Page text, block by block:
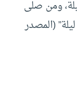
ومن صلى
(المصدر